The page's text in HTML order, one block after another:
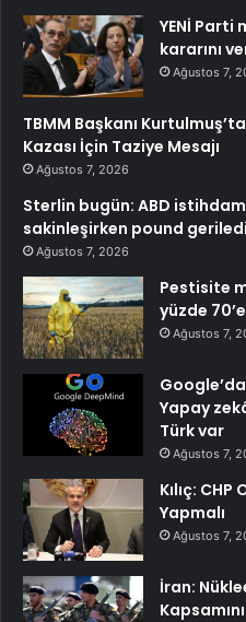
YENİ Parti
kararını
Ağustos 7,
TBMM Başkanı
Kazası İçin Taziye Mesajı
Ağustos 7, 2026
Sterlin bugün: ABD
sakinleşirken pound geriledi
Ağustos 7, 2026
Pestisite
yüzde
Ağustos 7,
Yapay
Türk var
Ağustos 7,
Kılıç:
Yapmalı
Ağustos 7,
İran: